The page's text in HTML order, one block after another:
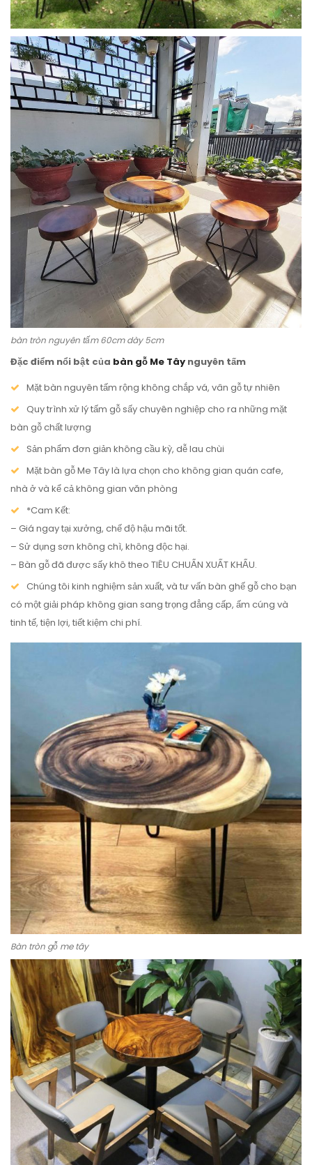
bàn tròn nguyên tấm 60cm dày 5cm
Đặc điểm nổi bật của bàn gỗ Me Tây nguyên tấm
Mặt bàn nguyên tấm rộng không chắp vá, vân gỗ tự nhiên
Quy trình xử lý tấm gỗ sấy chuyên nghiệp cho ra những mặt
bàn gỗ chất lượng
Sản phẩm đơn giản không cầu kỳ, dễ lau chùi
Mặt bàn gỗ Me Tây là lựa chọn cho không gian quán cafe,
nhà ở và kể cả không gian văn phòng
*Cam Kết:
– Giá ngay tại xưởng, chế độ hậu mãi tốt.
– Sử dụng sơn không chì, không độc hại.
– Bàn gỗ đã được sấy khô theo TIÊU CHUẨN XUẤT KHẨU.
Chúng tôi kinh nghiệm sản xuất, và tư vấn bàn ghế gỗ cho bạn
có một giải pháp không gian sang trọng đẳng cấp, ấm cúng và
tinh tế, tiện lợi, tiết kiệm chi phí.
Bàn tròn gỗ me tây